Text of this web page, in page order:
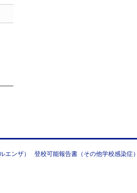
エンザ） 登校可能報告書（その他学校感染症）